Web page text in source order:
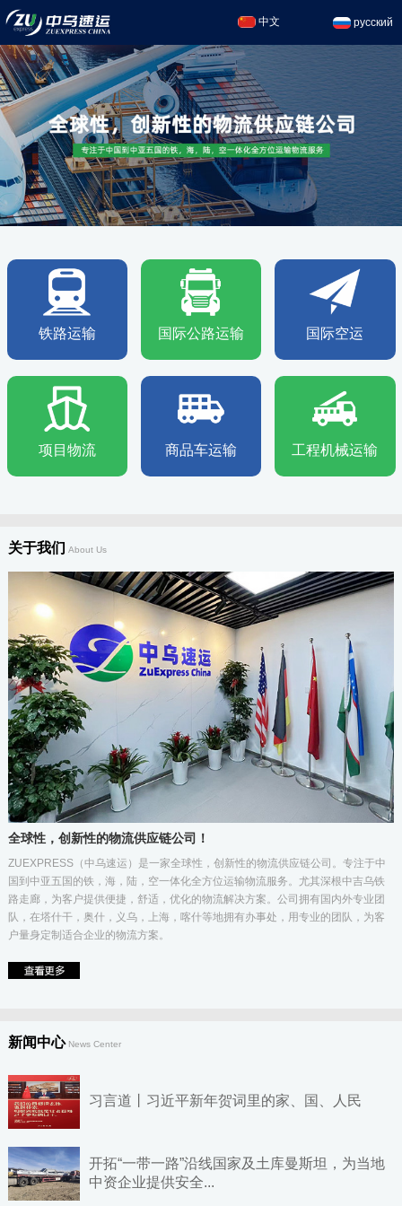
中文 русский
铁路运输 国际公路运输 国际空运
项目物流 商品车运输 工程机械运输
关于我们 About Us
全球性，创新性的物流供应链公司！
ZUEXPRESS（中乌速运）是一家全球性，创新性的物流供应链公司。专注于中
国到中亚五国的铁，海，陆，空一体化全方位运输物流服务。尤其深根中吉乌铁
路走廊，为客户提供便捷，舒适，优化的物流解决方案。公司拥有国内外专业团
队，在塔什干，奥什，义乌，上海，喀什等地拥有办事处，用专业的团队，为客
户量身定制适合企业的物流方案。
新闻中心News Center
习言道丨习近平新年贺词里的家、国、人民
开拓“一带一路”沿线国家及土库曼斯坦，为当地
中资企业提供安全...